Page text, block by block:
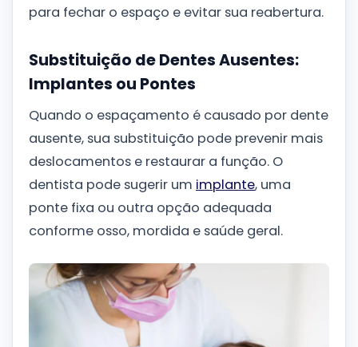
para fechar o espaço e evitar sua reabertura.
Substituição de Dentes Ausentes:
Implantes ou Pontes
Quando o espaçamento é causado por dente
ausente, sua substituição pode prevenir mais
deslocamentos e restaurar a função. O
dentista pode sugerir um implante, uma
ponte fixa ou outra opção adequada
conforme osso, mordida e saúde geral.